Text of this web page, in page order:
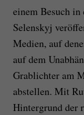
einem Besuch
Selenskyj
Medien, auf
auf dem
Grablichter am
abstellen. Mit
Hintergrund der